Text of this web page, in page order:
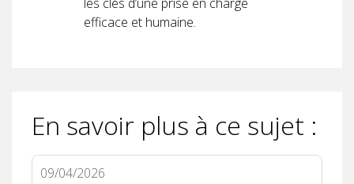
efficace et humaine.
En savoir plus à ce sujet :
09/04/2026